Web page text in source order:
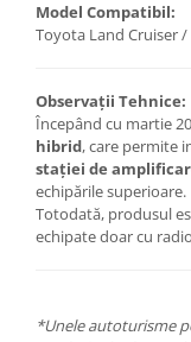
Model Compatibil:
Toyota Land Cruiser /
Observații Tehnice:
Începând cu martie
hibrid, care permite
stației de
echipările superioare.
Totodată, produsul
echipate doar cu
*Unele autoturisme